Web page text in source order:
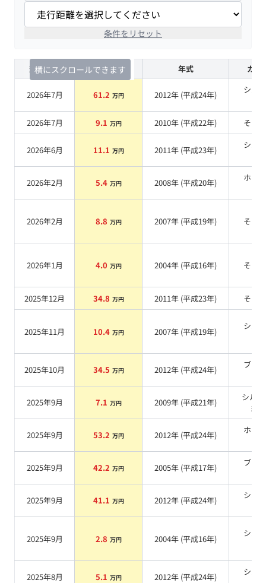
条件をリセット
横にスクロールできます
査定時期 セルカ実績 年式 カラ
2026年7月 61.2 万円 2012年 (平成24年)
シル
2026年7月
9.1 万円 2010年 (平成22年) その他
2026年6月 11.1 万円 2011年 (平成23年)
シル
2026年2月 5.4 万円 2008年 (平成20年)
ホワ
2026年2月 8.8 万円 2007年 (平成19年) その他
2026年1月 4.0 万円 2004年 (平成16年) その他
2025年12月 34.8 万円 2011年 (平成23年) その他
2025年11月 10.4 万円 2007年 (平成19年)
シル
2025年10月 34.5 万円 2012年 (平成24年)
ブラ
2025年9月 7.1 万円 2009年 (平成21年)
シル
紺
2025年9月 53.2 万円 2012年 (平成24年)
ホワ
2025年9月 42.2 万円 2005年 (平成17年)
ブラ
2025年9月 41.1 万円 2012年 (平成24年)
シル
2025年9月 2.8 万円 2004年 (平成16年)
シル
2025年8月 5.1 万円 2012年 (平成24年)
シル